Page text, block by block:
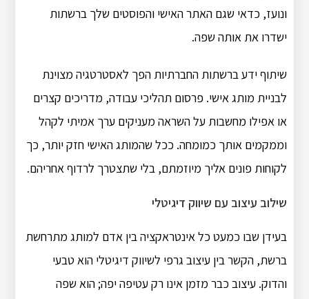
ונועז, כדאי שגם האתר האישי והפוסטים שלך ברשתות
ישדרו את אותה שפה.
שיתוף ידע ברשתות החברתיות הפך לאסטרטגיה מצוינת
לבניית מותג אישי. פרסום תהליכי עבודה, מדריכים קצרים
או אפילו מחשבות על השראה מעניקים ערך אמיתי לקהל
וממקמים אותך כמומחה. ככל שהמותג האישי חזק יותר, כך
לקוחות פונים אליך מיוזמתם, בלי שתצטרך לרדוף אחריהם.
שילוב עיצוב עם שיווק דיגיטלי
בעידן שבו כמעט כל אינטראקציה בין אדם למותג מתרחשת
ברשת, הקשר בין עיצוב גרפי לשיווק דיגיטלי הוא טבעי
והדוק. עיצוב כבר מזמן אינו רק עטיפה יפה; הוא שפה